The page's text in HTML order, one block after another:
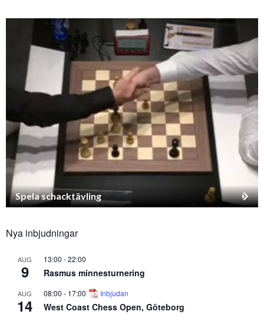
Spela schacktävling
Nya inbjudningar
AUG
9
13:00 -22:00
Rasmus minnesturnering
AUG
14
08:00 - 17:00 Inbjudan
West Coast Chess Open, Göteborg